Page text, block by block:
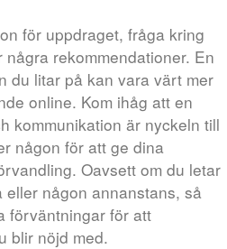
för uppdraget, fråga kring
rekommendationer. En
du litar på kan vara värt mer
online. Kom ihåg att en
kommunikation är nyckeln till
någon för att ge dina
Oavsett om du letar
eller någon annanstans, så
förväntningar för att
blir nöjd med.